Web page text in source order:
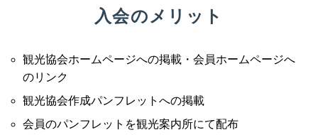
入会のメリット
観光協会ホームページへの掲載・会員ホームページへ
のリンク
観光協会作成パンフレットへの掲載
会員のパンフレットを観光案内所にて配布